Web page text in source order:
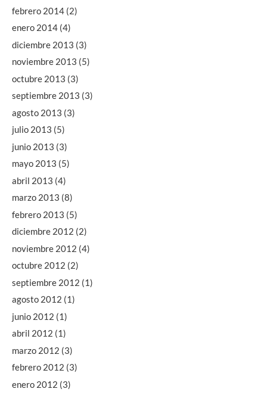
febrero 2014 (2)
enero 2014 (4)
diciembre 2013 (3)
noviembre 2013 (5)
octubre 2013 (3)
septiembre 2013 (3)
agosto 2013 (3)
julio 2013 (5)
junio 2013 (3)
mayo 2013 (5)
abril 2013 (4)
marzo 2013 (8)
febrero 2013 (5)
diciembre 2012 (2)
noviembre 2012 (4)
octubre 2012 (2)
septiembre 2012 (1)
agosto 2012 (1)
junio 2012 (1)
abril 2012 (1)
marzo 2012 (3)
febrero 2012 (3)
enero 2012 (3)